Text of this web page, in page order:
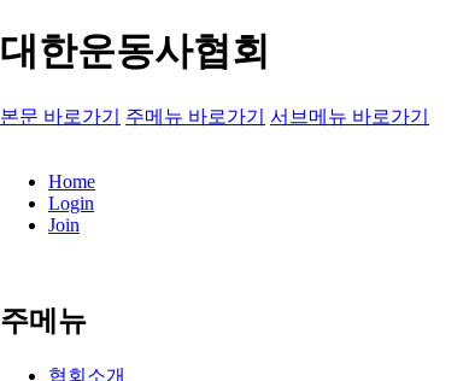
대한운동사협회
본문 바로가기 주메뉴 바로가기 서브메뉴 바로가기
Home
Login
Join
주메뉴
협회소개